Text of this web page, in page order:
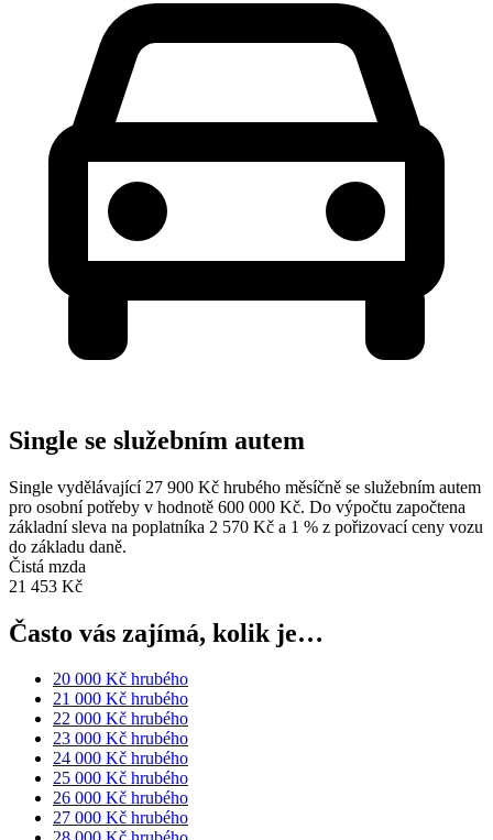
Single se služebním autem
Single vydělávající 27 900 Kč hrubého měsíčně se služebním autem
pro osobní potřeby v hodnotě 600 000 Kč. Do výpočtu započtena
základní sleva na poplatníka 2 570 Kč a 1 % z pořizovací ceny vozu
do základu daně.
Čistá mzda
21 453 Kč
Často vás zajímá, kolik je…
20 000 Kč hrubého
21 000 Kč hrubého
22 000 Kč hrubého
23 000 Kč hrubého
24 000 Kč hrubého
25 000 Kč hrubého
26 000 Kč hrubého
27 000 Kč hrubého